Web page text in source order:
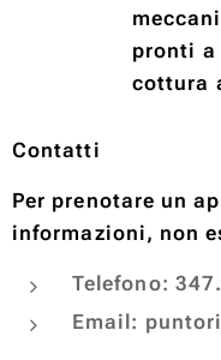
pronti a
cottura
Contatti
Per prenotare un
informazioni, non
Telefono:
Email: